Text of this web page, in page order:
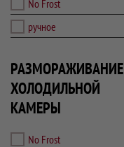
No Frost
ручное
РАЗМОРАЖИВАНИЕ
ХОЛОДИЛЬНОЙ
КАМЕРЫ
No Frost